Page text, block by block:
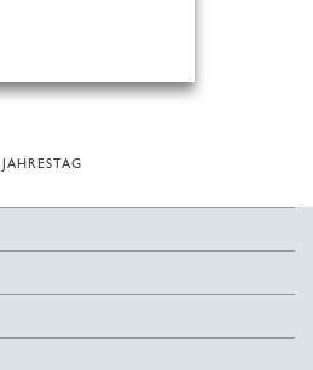
JAHRESTAG